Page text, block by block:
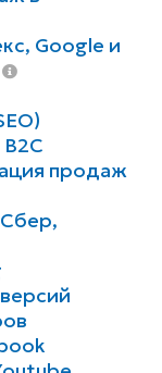
Google и
B2C
продаж